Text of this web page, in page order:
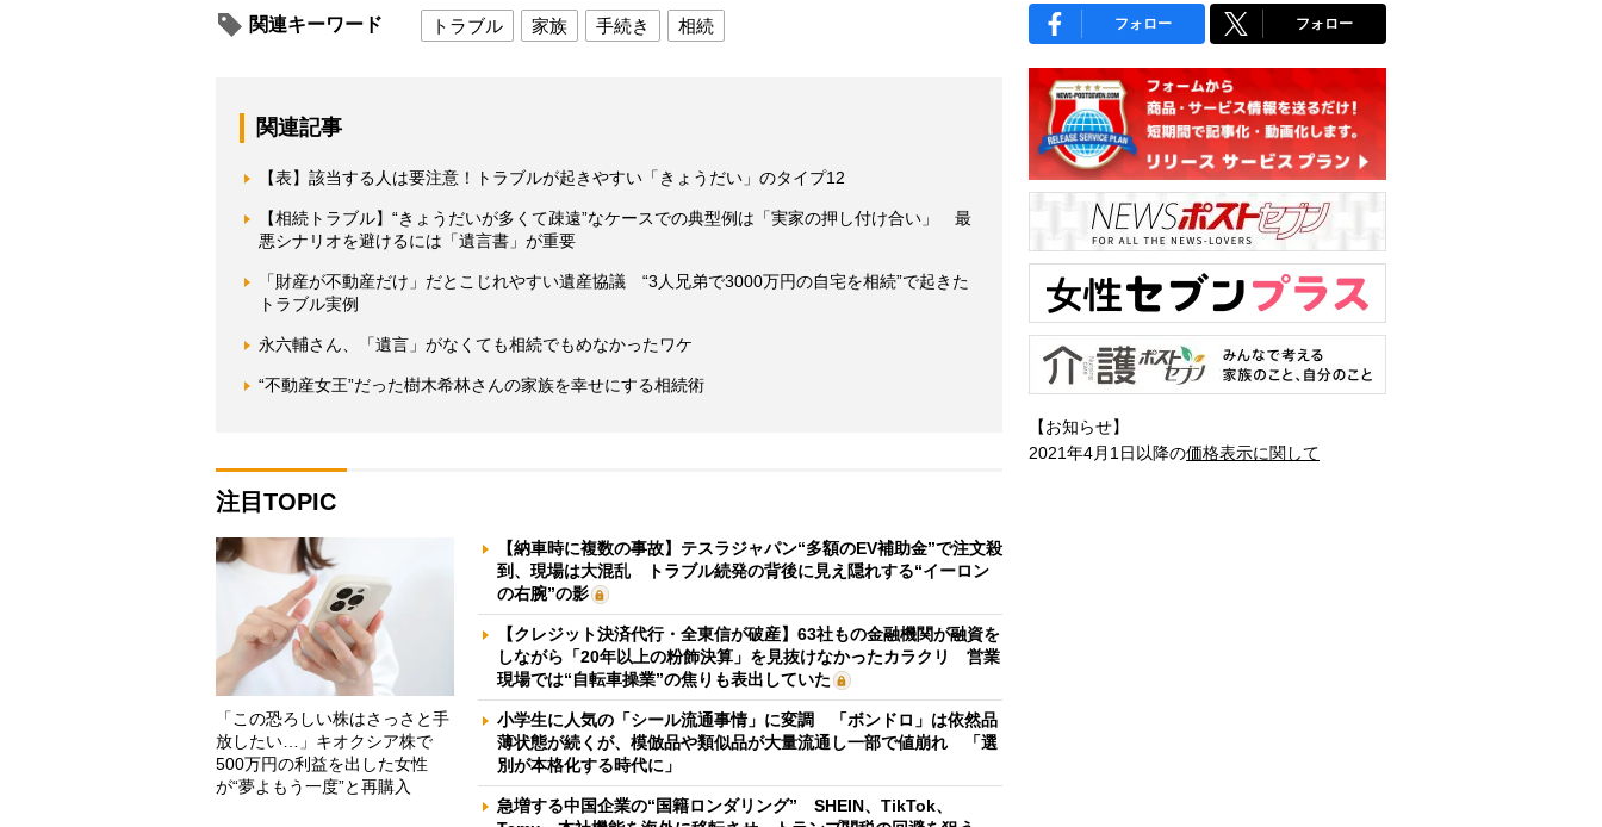
関連キーワード トラブル 家族 手続き 相続
関連記事
【表】該当する人は要注意！トラブルが起きやすい「きょうだい」のタイプ12
【相続トラブル】“きょうだいが多くて疎遠”なケースでの典型例は「実家の押し付け合い」 最
悪シナリオを避けるには「遺言書」が重要
「財産が不動産だけ」だとこじれやすい遺産協議 “3人兄弟で3000万円の自宅を相続”で起きた
トラブル実例
永六輔さん、「遺言」がなくても相続でもめなかったワケ
“不動産女王”だった樹木希林さんの家族を幸せにする相続術
注目TOPIC
「この恐ろしい株はさっさと手
放したい…」キオクシア株で
500万円の利益を出した女性
が“夢よもう一度”と再購入
【納車時に複数の事故】テスラジャパン“多額のEV補助金”で注文殺
到、現場は大混乱 トラブル続発の背後に見え隠れする“イーロン
の右腕”の影
【クレジット決済代行・全東信が破産】63社もの金融機関が融資を
しながら「20年以上の粉飾決算」を見抜けなかったカラクリ 営業
現場では“自転車操業”の焦りも表出していた
小学生に人気の「シール流通事情」に変調 「ボンドロ」は依然品
薄状態が続くが、模倣品や類似品が大量流通し一部で値崩れ 「選
別が本格化する時代に」
急増する中国企業の“国籍ロンダリング” SHEIN、TikTok、
フォロー フォロー
【お知らせ】
2021年4月1日以降の価格表示に関して